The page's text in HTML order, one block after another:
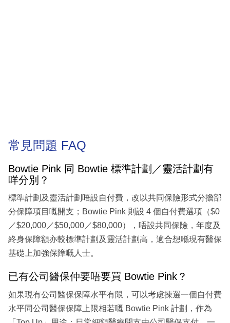
常見問題 FAQ
Bowtie Pink 同 Bowtie 標準計劃／靈活計劃有
咩分別？
標準計劃及靈活計劃唔設自付費，改以共同保險形式分擔部
分保障項目嘅開支；Bowtie Pink 則設 4 個自付費選項（$0
／$20,000／$50,000／$80,000），唔設共同保險，年度及
終身保障額亦較標準計劃及靈活計劃高，適合想喺現有醫保
基礎上加強保障嘅人士。
已有公司醫保仲要唔要買 Bowtie Pink？
如果現有公司醫保保障水平有限，可以考慮揀選一個自付費
水平同公司醫保保障上限相若嘅 Bowtie Pink 計劃，作為